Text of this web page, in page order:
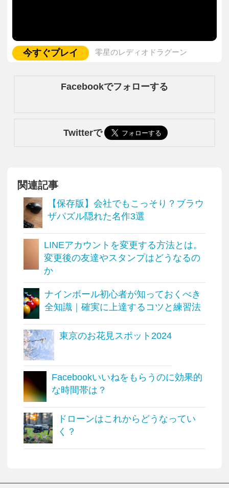
今すぐプレイ 零星のレディオドラグーン
Facebookでフォローする
Twitterで
関連記事
【保存版】会社でもこっそり？ブラウ
ザパズル隠れた名作3選
LINEアカウントを変更する方法とは。
変更後の友達やスタンプはどうなるの
か
ナインボール初心者が知っておくべき
全知識｜確実に上達するコツと練習法
東京のお花見スポット2024
Facebookいいねをもらうのに効果的
な時間帯は？
ドローンはこれからどうなってい
く？